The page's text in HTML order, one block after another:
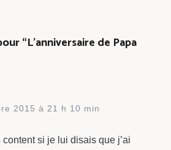
“L’anniversaire de Papa
2015 à 21 h 10 min
si je lui disais que j’ai